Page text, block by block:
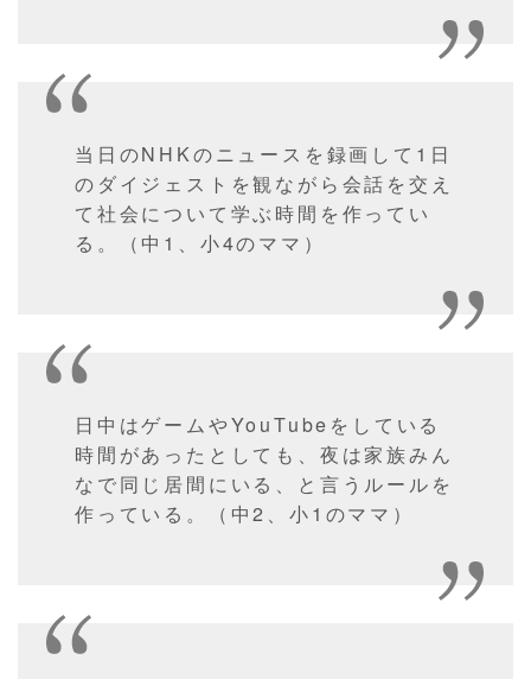
当日のNHKのニュースを録画して1日
のダイジェストを観ながら会話を交え
て社会について学ぶ時間を作ってい
る。（中1、小4のママ）
日中はゲームやYouTubeをしている
時間があったとしても、夜は家族みん
なで同じ居間にいる、と言うルールを
作っている。（中2、小1のママ）